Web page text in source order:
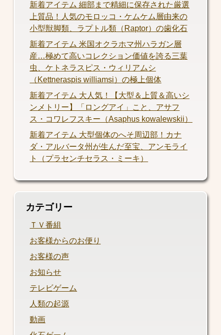
新着アイテム 細部まで精細に保存された厳選
上質品！人気のモロッコ・ケムケム層由来の
小型獣脚類、ラプトル類（Raptor）の歯化石
新着アイテム 米国オクラホマ州ハラガン層
産…極めて高いコレクション価値を誇る三葉
虫、ケトネラスピス・ウィリアムシ
（Kettneraspis williamsi）の極上個体
新着アイテム 大人気！【大型＆上質＆高いシ
ンメトリー】「ロングアイ」こと、アサフ
ス・コワレフスキー（Asaphus kowalewskii）
新着アイテム 大型個体のへそ周辺部！カナ
ダ・アルバータ州が生んだ至宝、アンモライ
ト（プラセンチセラス・ミーキ）
カテゴリー
ＴＶ番組
お客様からのお便り
お客様の声
お知らせ
テレビゲーム
人類の起源
動画